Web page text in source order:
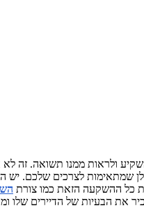
ולראות ממנו תשואה. זה
שמתאימות לצרכים שלכם.
כל ההשקעה הזאת כמו צורת
את הבעיות של הדיירים שלו